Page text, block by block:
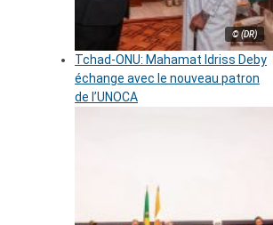
© (DR)
Tchad-ONU: Mahamat Idriss Deby
échange avec le nouveau patron
de l’UNOCA